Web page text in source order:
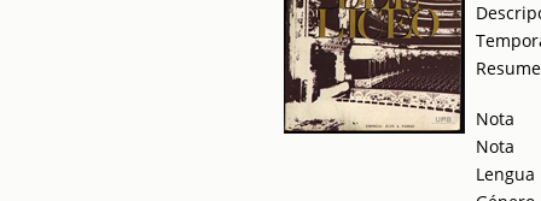
Nota
Nota
Lengua